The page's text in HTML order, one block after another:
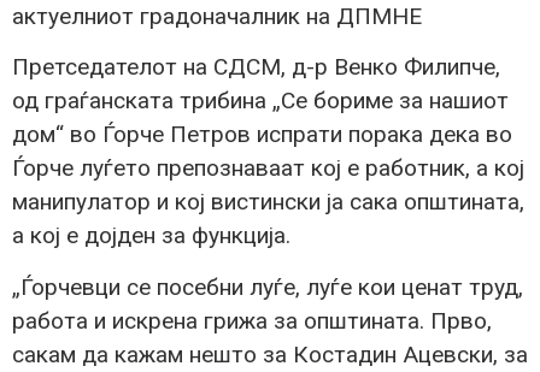
актуелниот градоначалник на ДПМНЕ
Претседателот на СДСМ, д-р Венко Филипче,
од граѓанската трибина „Се бориме за нашиот
дом“ во Ѓорче Петров испрати порака дека во
Ѓорче луѓето препознаваат кој е работник, а кој
манипулатор и кој вистински ја сака општината,
а кој е дојден за функција.
„Ѓорчевци се посебни луѓе, луѓе кои ценат труд,
работа и искрена грижа за општината. Прво,
сакам да кажам нешто за Костадин Ацевски, за